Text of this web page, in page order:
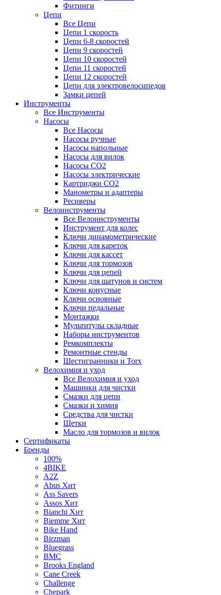
Фитинги
Цепи
Все Цепи
Цепи 1 скорость
Цепи 6-8 скоростей
Цепи 9 скоростей
Цепи 10 скоростей
Цепи 11 скоростей
Цепи 12 скоростей
Цепи для электровелосипедов
Замки цепей
Инструменты
Все Инструменты
Насосы
Все Насосы
Насосы ручные
Насосы напольные
Насосы для вилок
Насосы CO2
Насосы электрические
Картриджи CO2
Манометры и адаптеры
Ресиверы
Велоинструменты
Все Велоинструменты
Инструмент для колес
Ключи динамометрические
Ключи для кареток
Ключи для кассет
Ключи для тормозов
Ключи для цепей
Ключи для шатунов и систем
Ключи конусные
Ключи основные
Ключи педальные
Монтажки
Мультитулы складные
Наборы инструментов
Ремкомплекты
Ремонтные стенды
Шестигранники и Torx
Велохимия и уход
Все Велохимия и уход
Машинки для чистки
Смазки для цепи
Смазки и химия
Средства для чистки
Щетки
Масло для тормозов и вилок
Сертификаты
Бренды
100%
4BIKE
A2Z
Abus Хит
Ass Savers
Assos Хит
Bianchi Хит
Biemme Хит
Bike Hand
Birzman
Bluegrass
BMC
Brooks England
Cane Creek
Challenge
Chepark